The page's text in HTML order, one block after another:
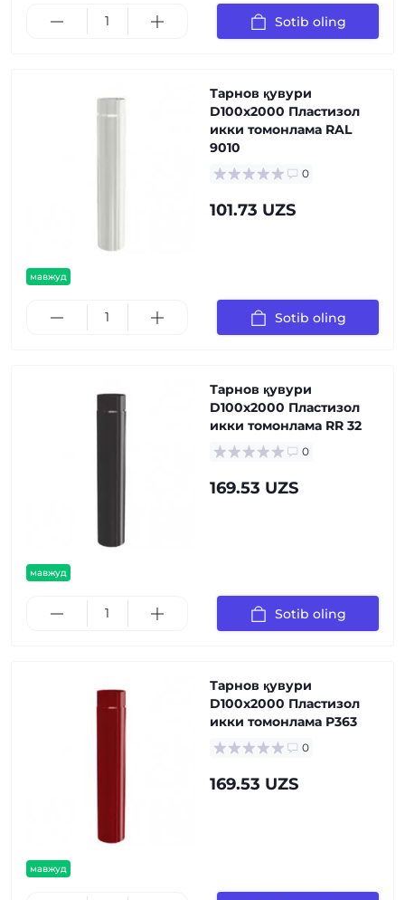
Sotib oling
мавжуд
Тарнов қувури
D100х2000 Пластизол
икки томонлама RAL
9010
0
101.73 UZS
Sotib oling
мавжуд
Тарнов қувури
D100х2000 Пластизол
икки томонлама RR 32
0
169.53 UZS
Sotib oling
мавжуд
Тарнов қувури
D100х2000 Пластизол
икки томонлама Р363
0
169.53 UZS